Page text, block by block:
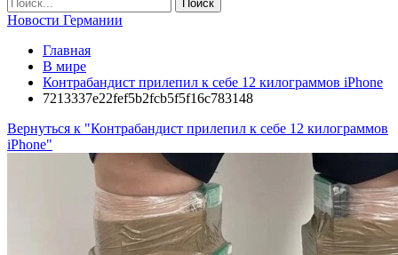
Новости Германии
Главная
В мире
Контрабандист прилепил к себе 12 килограммов iPhone
7213337e22fef5b2fcb5f5f16c783148
Вернуться к "Контрабандист прилепил к себе 12 килограммов
iPhone"